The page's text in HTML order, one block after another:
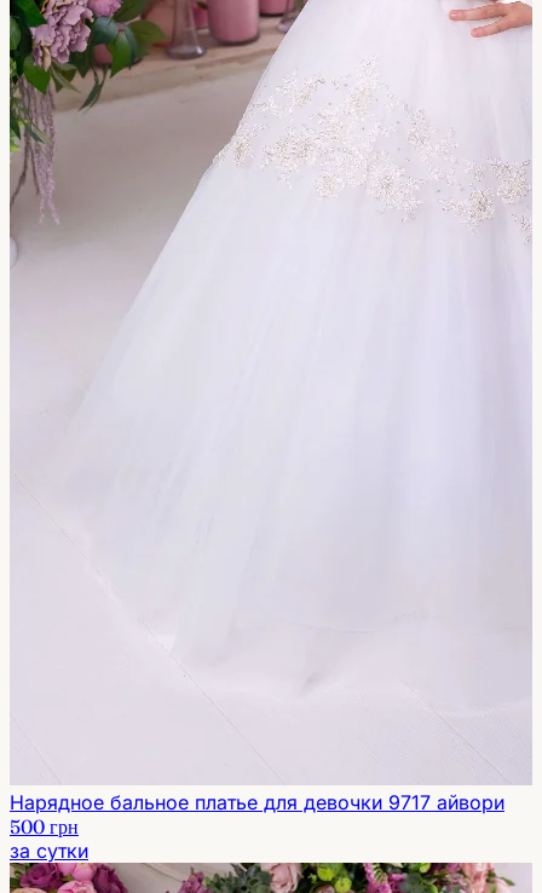
Нарядное бальное платье для девочки 9717 айвори
500 грн
за сутки